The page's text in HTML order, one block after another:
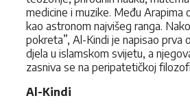
medicine i muzike. Među Arapima
kao astronom najvišeg ranga.
pokreta”, Al-Kindi je napisao prva
djela u islamskom svijetu, a
zasniva se na peripatetičkoj
Al-Kindi